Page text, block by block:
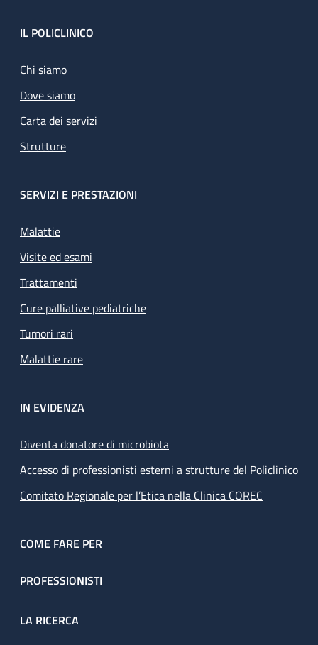
Footer
IL POLICLINICO
Chi siamo
Dove siamo
Carta dei servizi
Strutture
SERVIZI E PRESTAZIONI
Malattie
Visite ed esami
Trattamenti
Cure palliative pediatriche
Tumori rari
Malattie rare
IN EVIDENZA
Diventa donatore di microbiota
Accesso di professionisti esterni a strutture del Policlinico
Comitato Regionale per l’Etica nella Clinica COREC
COME FARE PER
PROFESSIONISTI
LA RICERCA